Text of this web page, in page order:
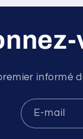
informé
E-mail